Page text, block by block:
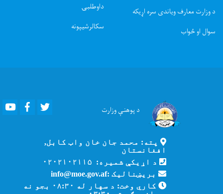
د وزارت معارف ویاندی سره اړیکه
سوال او ځواب
داوطلبۍ
سکالرشیپونه
د پوهنېوزارت Youtube Facebook
پته: محمد جان خان واټ کابل,
افغانستان
د اړیکې شمیره: ۰۲۰۲۱۰۲۱۱۵
بریښنالیک :info@moe.gov.af
کاري وخت: د سهار له ۰۸:۳۰ بجو نه